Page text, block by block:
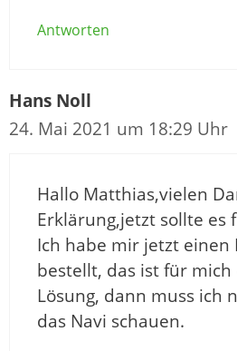
Antworten
Hans Noll
24. Mai 2021 um 18:29 Uhr
Hallo Matthias,vielen
Erklärung,jetzt sollte es
Ich habe mir jetzt einen
bestellt, das ist für mich
Lösung, dann muss ich
das Navi schauen.